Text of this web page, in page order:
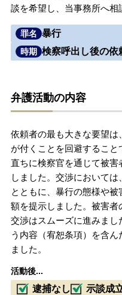
談を希望し、当事務所へ相
罪名 暴行
時期 検察呼出し後の依
弁護活動の内容
依頼者の最も大きな要望
が付くことを回避すること
直ちに検察官を通じて被
しました。交渉において
とともに、暴行の態様や
額を提示しました。被害者
交渉はスムーズに進みま
う内容（宥恕条項）を含
ました。
活動後...
逮捕なし 示談成